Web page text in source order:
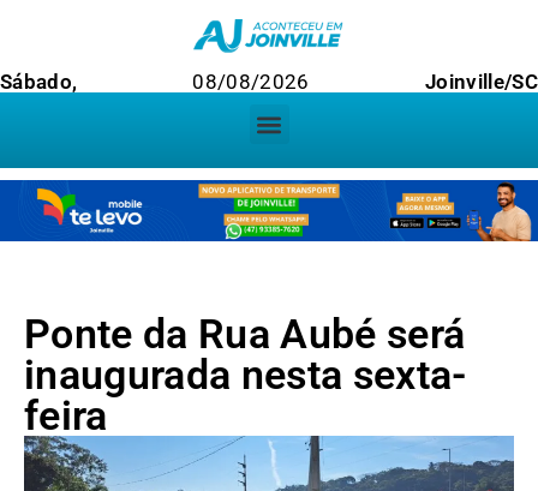
Sábado, 08/08/2026 Joinville/SC
Ponte da Rua Aubé será
inaugurada nesta sexta-
feira